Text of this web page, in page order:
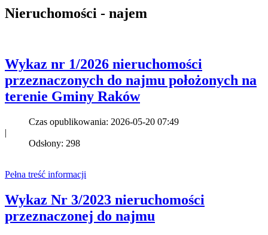
Nieruchomości - najem
Wykaz nr 1/2026 nieruchomości
przeznaczonych do najmu położonych na
terenie Gminy Raków
Czas opublikowania: 2026-05-20 07:49
|
Odsłony: 298
Pełna treść informacji
Wykaz Nr 3/2023 nieruchomości
przeznaczonej do najmu